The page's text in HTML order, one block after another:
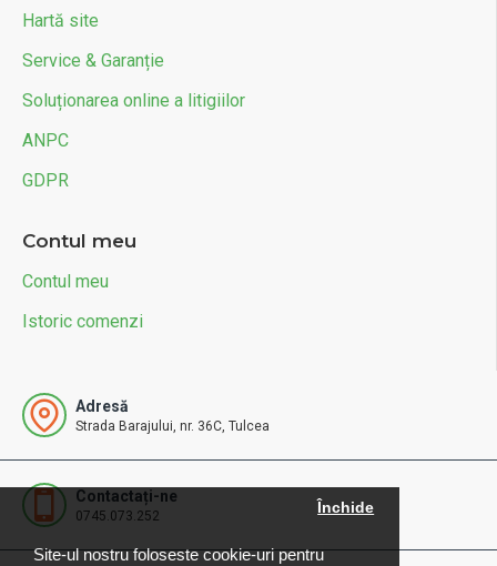
Site-ul nostru foloseste cookie-uri pentru
Închide
Hartă site
Service & Garanție
Soluționarea online a litigiilor
ANPC
GDPR
Contul meu
Contul meu
Istoric comenzi
Adresă
Strada Barajului, nr. 36C, Tulcea
Contactați-ne
0745.073.252